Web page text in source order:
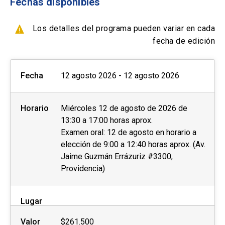
Los resultados estarán disponibles entre 3 a 5
la prueba en el caso de IELTS en papel. Una vez
candidato vía correo electrónico y podrá acceder
a sus resultados de manera online y retirar su
certificado físico Test Report Form (TRF) en las
oficinas de English UC, ubicadas en Campus
Oriente. Cada candidato tiene derecho a un
certificado físico. Además, puede pedir que se
le envíe una copia del TRF hasta 5 instituciones.
INFORMACIÓN RELEVANTE
siguientes documentos al momento de la
postulación o, si lo prefieren, posteriormente a la
Formas de pago por empresas:
- Con ficha de inscripción y Orden de compra
Los detalles del programa pueden variar en cada
fecha de edición
Fecha 12 agosto 2026 - 12 agosto 2026
Horario
Miércoles 12 de agosto de 2026 de
13:30 a 17:00 horas aprox.
Examen oral: 12 de agosto en horario a
elección de 9:00 a 12:40 horas aprox. (Av.
Jaime Guzmán Errázuriz #3300,
Providencia)
Lugar
Valor $261.500